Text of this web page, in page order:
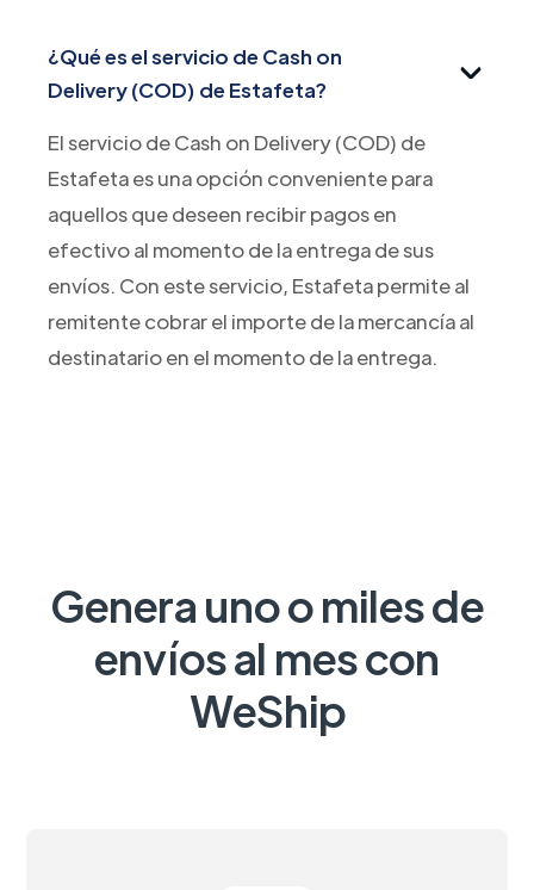
¿Qué es el servicio de Cash on
Delivery (COD) de Estafeta?
El servicio de Cash on Delivery (COD) de
Estafeta es una opción conveniente para
aquellos que deseen recibir pagos en
efectivo al momento de la entrega de sus
envíos. Con este servicio, Estafeta permite al
remitente cobrar el importe de la mercancía al
destinatario en el momento de la entrega.
Genera uno o miles de
envíos al mes con
WeShip